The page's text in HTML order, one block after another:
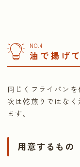
NO.4
油で揚げ
同じくフライパンを
次は乾煎りではな
ます。
用意するもの